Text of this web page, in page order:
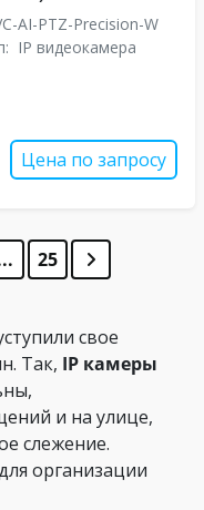
AI-PTZ-Precision-W
IP видеокамера
Цена по запросу
25
свое
Так, IP камеры
и на улице,
слежение.
организации